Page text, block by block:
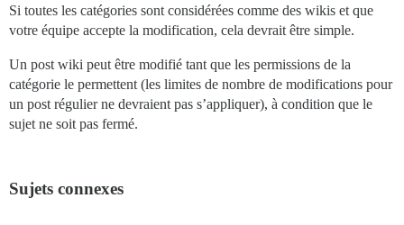
Si toutes les catégories sont considérées comme des wikis et que
votre équipe accepte la modification, cela devrait être simple.
Un post wiki peut être modifié tant que les permissions de la
catégorie le permettent (les limites de nombre de modifications pour
un post régulier ne devraient pas s’appliquer), à condition que le
sujet ne soit pas fermé.
Sujets connexes